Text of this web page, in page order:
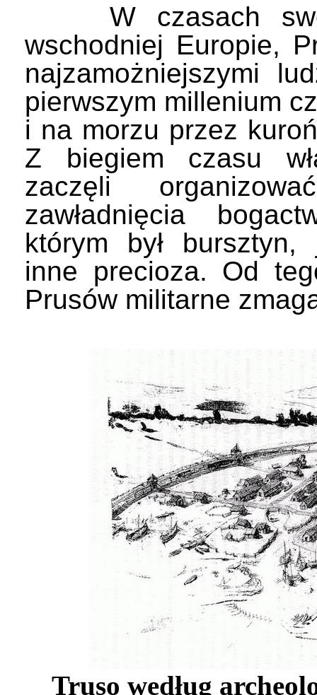
W czasach
wschodniej Europie,
najzamożniejszymi
pierwszym millenium
i na morzu przez
Z biegiem czasu
zaczęli
zawładnięcia
którym był bursztyn,
inne precioza. Od
Prusów militarne
Truso według